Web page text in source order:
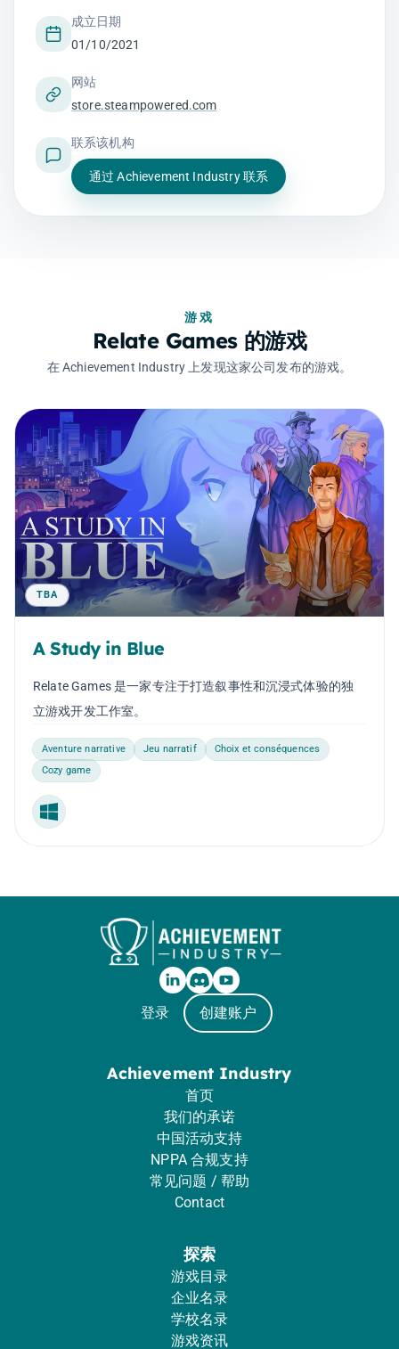
成立日期
01/10/2021
网站
store.steampowered.com
联系该机构
通过 Achievement Industry 联系
游戏
Relate Games 的游戏
在 Achievement Industry 上发现这家公司发布的游戏。
TBA
A Study in Blue
Relate Games 是一家专注于打造叙事性和沉浸式体验的独
立游戏开发工作室。
Aventure narrative Jeu narratif
Choix et conséquences
Cozy game
Windows
登录 创建账户
Achievement Industry
首页
我们的承诺
中国活动支持
NPPA 合规支持
常见问题 / 帮助
Contact
探索
游戏目录
企业名录
学校名录
游戏资讯